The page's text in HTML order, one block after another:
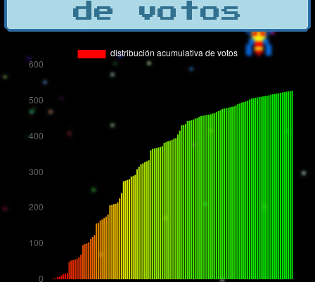
de votos